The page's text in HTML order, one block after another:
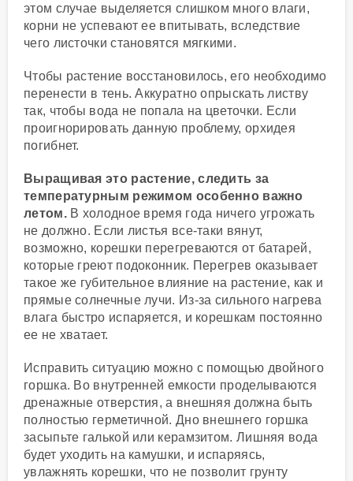
этом случае выделяется слишком много влаги,
корни не успевают ее впитывать, вследствие
чего листочки становятся мягкими.
Чтобы растение восстановилось, его необходимо
перенести в тень. Аккуратно опрыскать листву
так, чтобы вода не попала на цветочки. Если
проигнорировать данную проблему, орхидея
погибнет.
Выращивая это растение, следить за
температурным режимом особенно важно
летом.В холодное время года ничего угрожать
не должно. Если листья все-таки вянут,
возможно, корешки перегреваются от батарей,
которые греют подоконник. Перегрев оказывает
такое же губительное влияние на растение, как и
прямые солнечные лучи. Из-за сильного нагрева
влага быстро испаряется, и корешкам постоянно
ее не хватает.
Исправить ситуацию можно с помощью двойного
горшка. Во внутренней емкости проделываются
дренажные отверстия, а внешняя должна быть
полностью герметичной. Дно внешнего горшка
засыпьте галькой или керамзитом. Лишняя вода
будет уходить на камушки, и испаряясь,
увлажнять корешки, что не позволит грунту